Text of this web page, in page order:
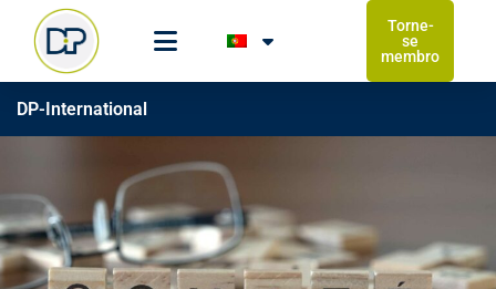
Torne-
se
membro
DP-International